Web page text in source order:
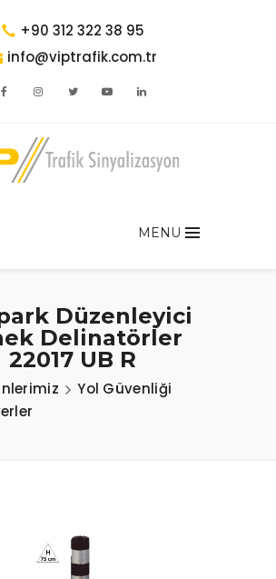
+90 312 322 38 95
info@viptrafik.com.tr
MENU
Düzenleyici
Delinatörler
22017 UB R
Yol Güvenliği